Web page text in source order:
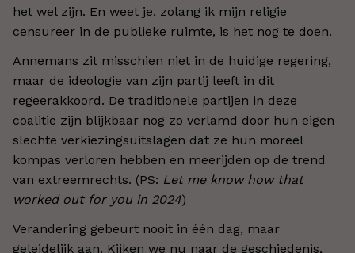
het wel zijn. En weet je, zolang ik mijn religie
censureer in de publieke ruimte, is het nog te doen.
Annemans zit misschien niet in de huidige regering,
maar de ideologie van zijn partij leeft in dit
regeerakkoord. De traditionele partijen in deze
coalitie zijn blijkbaar nog zo verlamd door hun eigen
slechte verkiezingsuitslagen dat ze hun moreel
kompas verloren hebben en meerijden op de trend
van extreemrechts. (PS: Let me know how that
worked out for you in 2024)
Verandering gebeurt nooit in één dag, maar
geleidelijk aan. Kijken we nu naar de geschiedenis,